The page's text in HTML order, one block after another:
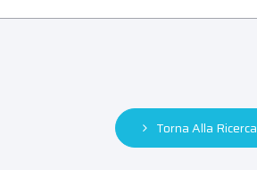
Torna Alla Ricerca